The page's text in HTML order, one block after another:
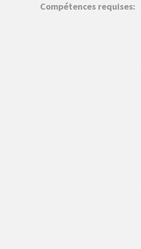
Compétences requises: